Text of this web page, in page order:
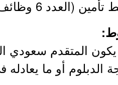
(العدد 6 وظائف - للرجال).